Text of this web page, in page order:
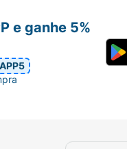
e ganhe 5%
APP5